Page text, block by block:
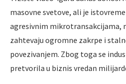
masovne svetove, ali je
agresivnim mikrotransakcijama,
zahtevaju ogromne zakrpe i
povezivanjem. Zbog toga se
pretvorila u biznis vredan